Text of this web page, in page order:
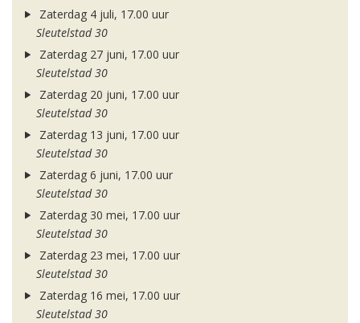
Zaterdag 4 juli, 17.00 uur
Sleutelstad 30
Zaterdag 27 juni, 17.00 uur
Sleutelstad 30
Zaterdag 20 juni, 17.00 uur
Sleutelstad 30
Zaterdag 13 juni, 17.00 uur
Sleutelstad 30
Zaterdag 6 juni, 17.00 uur
Sleutelstad 30
Zaterdag 30 mei, 17.00 uur
Sleutelstad 30
Zaterdag 23 mei, 17.00 uur
Sleutelstad 30
Zaterdag 16 mei, 17.00 uur
Sleutelstad 30